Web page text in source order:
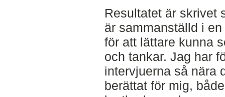
Resultatet är skrivet
är sammanställd i
för att lättare kunna
och tankar. Jag har
intervjuerna så nära
berättat för mig,